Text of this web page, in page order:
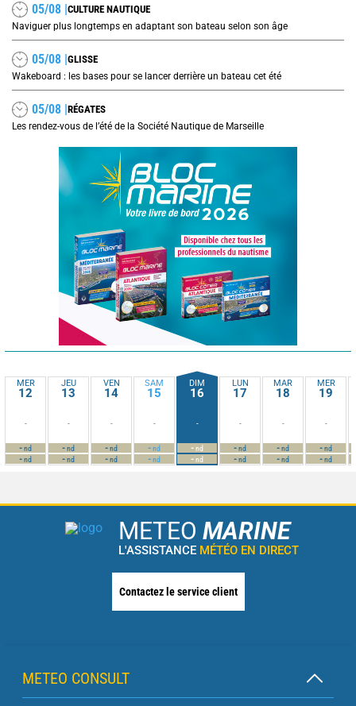
05/08 |CULTURE NAUTIQUE
Naviguer plus longtemps en adaptant son bateau selon son âge
05/08 |GLISSE
Wakeboard : les bases pour se lancer derrière un bateau cet été
05/08 |RÉGATES
Les rendez-vous de l’été de la Société Nautique de Marseille
MER
12
-
-nd
-nd
JEU
13
-
-nd
-nd
VEN
14
-
-nd
-nd
SAM
15
-
-nd
-nd
DIM
16
-
-nd
-nd
LUN
17
-
-nd
-nd
MAR
18
-
-nd
-nd
MER
19
-
-nd
-nd
METEO MARINE
L'ASSISTANCE MÉTÉO EN DIRECT
Contactez le service client
METEO CONSULT